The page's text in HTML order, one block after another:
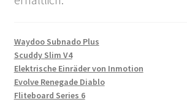
Waydoo Subnado Plus
Scuddy Slim V4
Elektrische Einräder von Inmotion
Evolve Renegade Diablo
Fliteboard Series 6